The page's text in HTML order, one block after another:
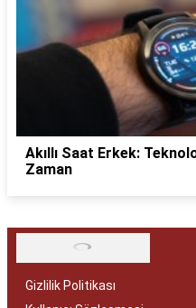
Akıllı Saat Erkek:
Zaman
Gizlilik Politikası